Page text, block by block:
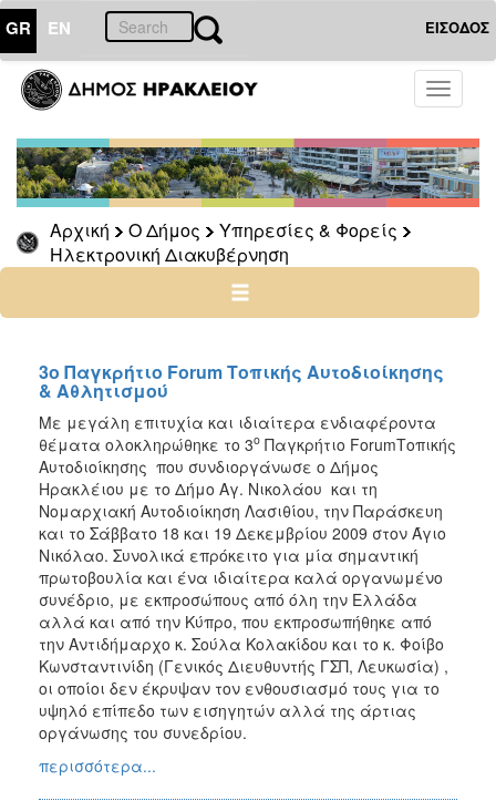
GR EN ΕΙΣΟΔΟΣ
Toggle
Αρχική Ο Δήμος
Υπηρεσίες & Φορείς
Ηλεκτρονική Διακυβέρνηση
ΔΗΜΟΣ
Υπηρεσίες
&
Φορείς
Δημοτικές
Υπηρεσίες
Διακυβέρνηση
Νέα
-
Ανακοινώσεις
Ψηφιακή
Στρατηγική
Έργα
Πληροφορικής
Δίκτυο
ΙΚΑΡΟΣ
Ταυτότητα
Πόλης
Σχολικές
Επιτροπές
Αγροτική
Ανάπτυξη
3ο Παγκρήτιο Forum Τοπικής Αυτοδιοίκησης
& Αθλητισμού
Με μεγάλη επιτυχία και ιδιαίτερα ενδιαφέροντα
θέματα ολοκληρώθηκε το 3ο Παγκρήτιο ForumΤοπικής
Αυτοδιοίκησης που συνδιοργάνωσε ο Δήμος
Ηρακλέιου με το Δήμο Αγ. Νικολάου και τη
Νομαρχιακή Αυτοδιοίκηση Λασιθίου, την Παράσκευη
και το Σάββατο 18 και 19 Δεκεμβρίου 2009 στον Άγιο
Νικόλαο. Συνολικά επρόκειτο για μία σημαντική
πρωτοβουλία και ένα ιδιαίτερα καλά οργανωμένο
συνέδριο, με εκπροσώπους από όλη την Ελλάδα
αλλά και από την Κύπρο, που εκπροσωπήθηκε από
την Αντιδήμαρχο κ. Σούλα Κολακίδου και το κ. Φοίβο
Κωνσταντινίδη (Γενικός Διευθυντής ΓΣΠ, Λευκωσία) ,
οι οποίοι δεν έκρυψαν τον ενθουσιασμό τους για το
υψηλό επίπεδο των εισηγητών αλλά της άρτιας
οργάνωσης του συνεδρίου.
περισσότερα...